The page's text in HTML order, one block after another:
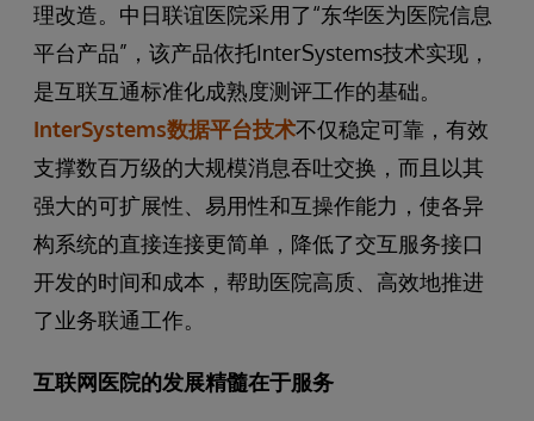
理改造。中日联谊医院采用了“东华医为医院信息
平台产品”，该产品依托InterSystems技术实现，
是互联互通标准化成熟度测评工作的基础。
InterSystems数据平台技术不仅稳定可靠，有效
支撑数百万级的大规模消息吞吐交换，而且以其
强大的可扩展性、易用性和互操作能力，使各异
构系统的直接连接更简单，降低了交互服务接口
开发的时间和成本，帮助医院高质、高效地推进
了业务联通工作。
互联网医院的发展精髓在于服务